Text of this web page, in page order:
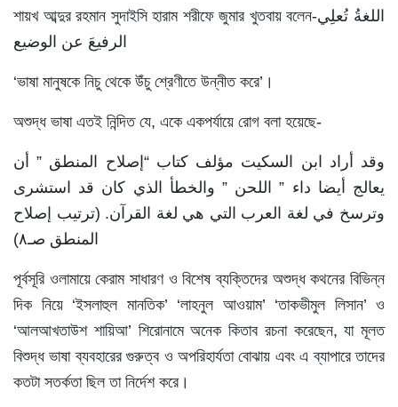
শায়খ আব্দুর রহমান সুদাইসি হারাম শরীফে জুমার খুতবায় বলেন-اللغةُ تُعلِي
الرفيعَ عن الوضيع
‘ভাষা মানুষকে নিচু থেকে উঁচু শ্রেণীতে উন্নীত করে’।
অশুদ্ধ ভাষা এতই নিন্দিত যে, একে একপর্যায়ে রোগ বলা হয়েছে-
وقد أراد ابن السكيت مؤلف كتاب “إصلاح المنطق ” أن
يعالج أيضا داء ” اللحن ” والخطأ الذي كان قد استشرى
وترسخ في لغة العرب التي هي لغة القرآن. (ترتيب إصلاح
المنطق صـ٨)
পূর্বসূরি ওলামায়ে কেরাম সাধারণ ও বিশেষ ব্যক্তিদের অশুদ্ধ কথনের বিভিন্ন
দিক নিয়ে ‘ইসলাহুল মানতিক’ ‘লাহনুল আওয়াম’ ‘তাকভীমুল লিসান’ ও
‘আলআখতাউশ শায়িআ’ শিরোনামে অনেক কিতাব রচনা করেছেন, যা মূলত
বিশুদ্ধ ভাষা ব্যবহারের গুরুত্ব ও অপরিহার্যতা বোঝায় এবং এ ব্যাপারে তাদের
কতটা সতর্কতা ছিল তা নির্দেশ করে।